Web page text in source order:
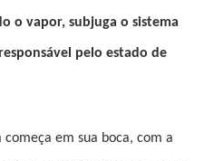
o vapor, subjuga o sistema
pelo estado de
em sua boca, com a